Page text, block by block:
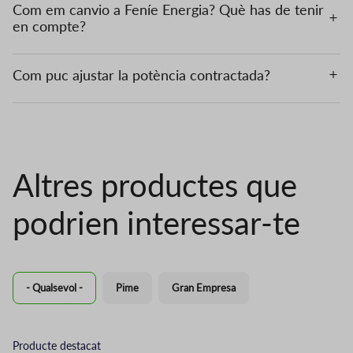
Com em canvio a Feníe Energia? Què has de tenir
en compte?
Com puc ajustar la potència contractada?
Altres productes que
podrien interessar-te
- Qualsevol - Pime Gran Empresa
Producte destacat